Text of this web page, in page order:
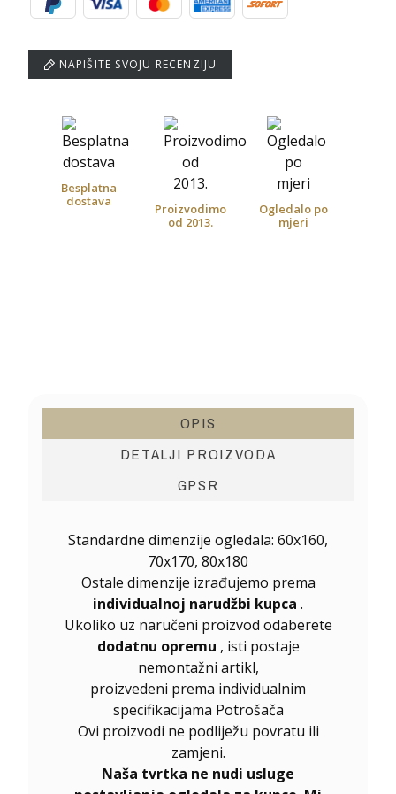
NAPIŠITE SVOJU RECENZIJU
Besplatna
dostava
Proizvodimo
od 2013.
Ogledalo po
mjeri
OPIS
DETALJI PROIZVODA
GPSR
Standardne dimenzije ogledala: 60x160,
70x170, 80x180
Ostale dimenzije izrađujemo prema
individualnoj narudžbi kupca .
Ukoliko uz naručeni proizvod odaberete
dodatnu opremu , isti postaje
nemontažni artikl,
proizvedeni prema individualnim
specifikacijama Potrošača
Ovi proizvodi ne podliježu povratu ili
zamjeni.
Naša tvrtka ne nudi usluge